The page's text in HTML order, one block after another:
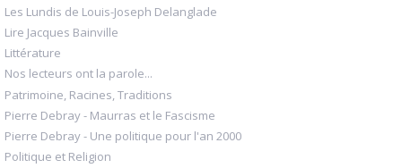
Les Lundis de Louis-Joseph Delanglade
Lire Jacques Bainville
Littérature
Nos lecteurs ont la parole...
Patrimoine, Racines, Traditions
Pierre Debray - Maurras et le Fascisme
Pierre Debray - Une politique pour l'an 2000
Politique et Religion